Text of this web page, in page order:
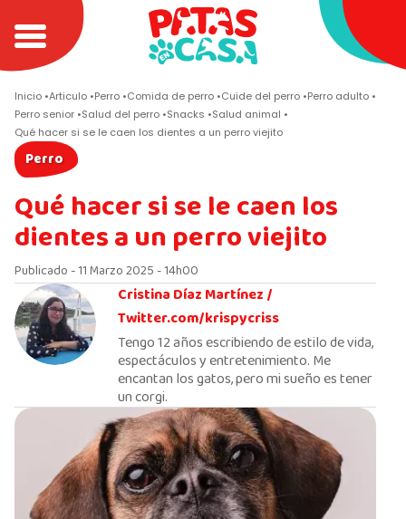
Inicio Articulo Perro Comida de perro Cuide del perro Perro adulto
Perro senior Salud del perro Snacks
Salud animal
Qué hacer si se le caen los dientes a un perro viejito
Perro
Qué hacer si se le caen los
dientes a un perro viejito
Publicado - 11 Marzo 2025 - 14h00
Cristina Díaz Martínez /
Twitter.com/krispycriss
Tengo 12 años escribiendo de estilo de vida,
espectáculos y entretenimiento. Me
encantan los gatos, pero mi sueño es tener
un corgi.